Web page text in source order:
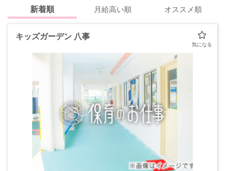
新着順 月給高い順 オススメ順
キッズガーデン 八事